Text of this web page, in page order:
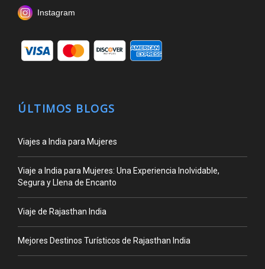
Instagram
ÚLTIMOS BLOGS
Viajes a India para Mujeres
Viaje a India para Mujeres: Una Experiencia Inolvidable,
Segura y Llena de Encanto
Viaje de Rajasthan India
Mejores Destinos Turísticos de Rajasthan India